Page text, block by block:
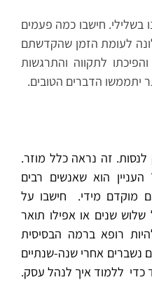
חישבו כמה פעמים
לעומת הזמן שהקדשתם
לתקווה והתרגשות
יתממשו הדברים הטובים.
לנסות. זה נראה כלל מוזר.
הוא שאנשים רבים
מוקדם מידי. חישבו על
שנים או אפילו תואר
(כדי להיות רופא ברמה הבסיסית
נשברים אחרי שנה-שנתיים
כדי ללמוד איך לנהל עסק.